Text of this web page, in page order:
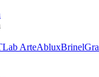
Lab ArteAbluxBrinel